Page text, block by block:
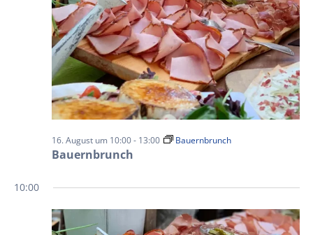
Bauernbrunch
16. August um 10:00- 13:00 Bauernbrunch
10:00